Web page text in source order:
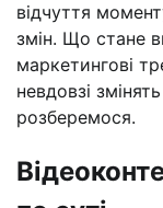
відчуття
змін. Що стане
маркетингові
невдовзі
розберемося.